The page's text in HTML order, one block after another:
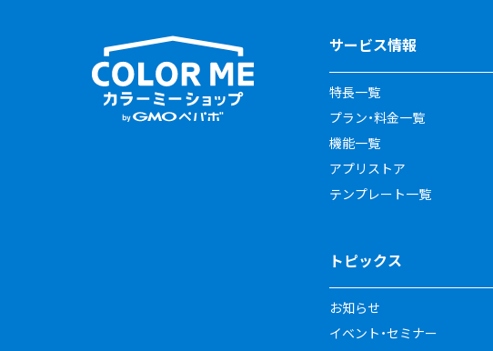
サービス情報
特長一覧
プラン・料金一覧
機能一覧
アプリストア
テンプレート一覧
トピックス
お知らせ
イベント・セミナー